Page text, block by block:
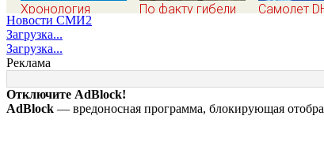
Хронология
убийства экс-мэра
Самары Виктора
Тархова и его
жены: шесть
шокирующих
фактов, новые
По факту гибели
уголовное дело
Самолет
Новости
Новости СМИ2
Загрузка...
Загрузка...
Реклама
Отключите AdBlock!
AdBlock — вредоносная программа, блокирующая